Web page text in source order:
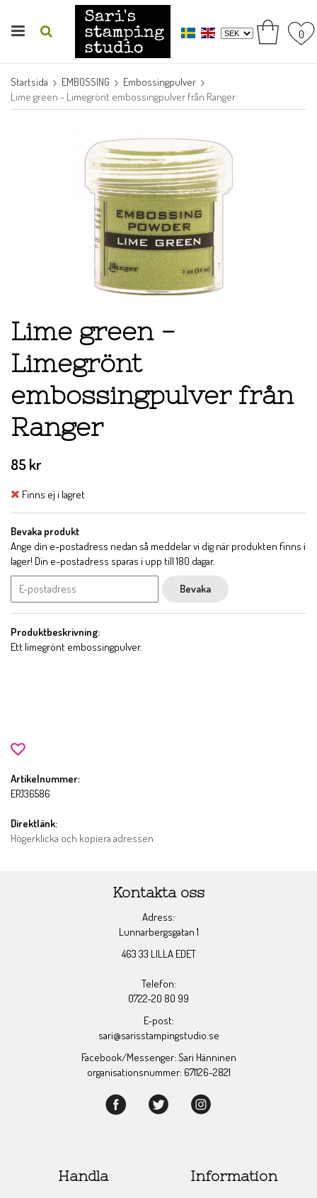
0
Startsida EMBOSSING
Embossingpulver
Lime green - Limegrönt embossingpulver från Ranger
Lime green -
Limegrönt
embossingpulver från
Ranger
85 kr
Finns ej i lagret
Bevaka produkt
Ange din e-postadress nedan så meddelar vi dig när produkten finns i
lager! Din e-postadress sparas i upp till 180 dagar.
Bevaka
Produktbeskrivning:
Ett limegrönt embossingpulver.
Artikelnummer:
EPJ36586
Direktlänk:
Högerklicka och kopiera adressen
Kontakta oss
Adress:
Lunnarbergsgatan 1
463 33 LILLA EDET
Telefon:
0722-20 80 99
E-post:
sari@sarisstampingstudio.se
Facebook/Messenger: Sari Hänninen
organisationsnummer: 671126-2821
Handla Information